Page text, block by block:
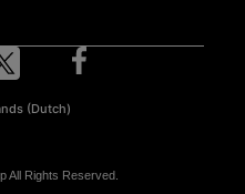
All Rights Reserved.
(Dutch)